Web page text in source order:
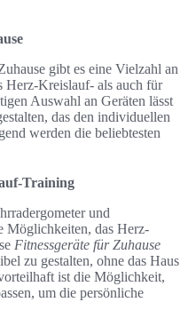
gibt es eine Vielzahl an
Herz-Kreislauf- als auch für
Auswahl an Geräten lässt
das den individuellen
werden die beliebtesten
Training
und
Möglichkeiten, das Herz-
Fitnessgeräte für Zuhause
zu gestalten, ohne das Haus
ist die Möglichkeit,
um die persönliche